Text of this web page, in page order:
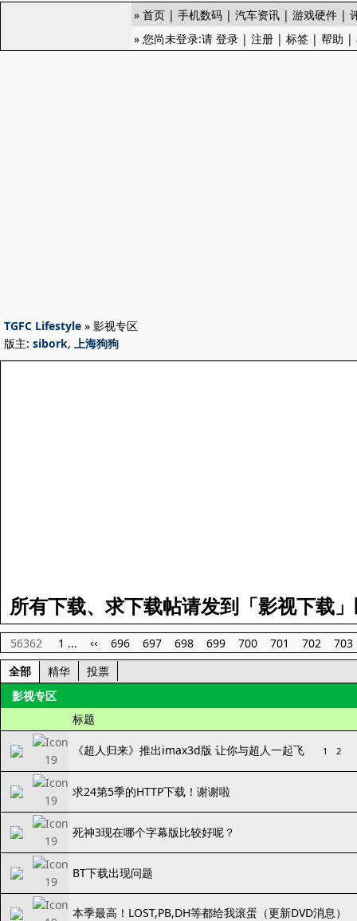
» 首页 | 手机数码 | 汽车资讯 | 游戏硬件 |
» 您尚未登录:请 登录 | 注册 | 标签 | 帮助 |
TGFC Lifestyle » 影视专区
版主: sibork, 上海狗狗
所有下载、求下载帖请发到「影视下载
56362 1 ... ‹‹ 696 697 698 699 700 701 702
703
全部
精华
投票
影视专区
标题
《超人归来》推出imax3d版 让你与超人一起飞 1 2
求24第5季的HTTP下载！谢谢啦
死神3现在哪个字幕版比较好呢？
BT下载出现问题
本季最高！LOST,PB,DH等都给我滚蛋（更新DVD消息）